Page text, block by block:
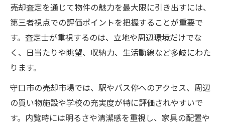
売却査定を通じて物件の魅力を最大限に引き出すには、
第三者視点での評価ポイントを把握することが重要で
す。査定士が重視するのは、立地や周辺環境だけでな
く、日当たりや眺望、収納力、生活動線など多岐にわた
ります。
守口市の売却市場では、駅やバス停へのアクセス、周辺
の買い物施設や学校の充実度が特に評価されやすいで
す。内覧時には明るさや清潔感を重視し、家具の配置や